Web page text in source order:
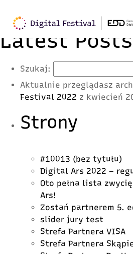
Latest Posts
Szukaj:
Aktualnie przeglądasz
Festival 2022 z kwiecień
Strony
#10013 (bez tytułu)
Digital Ars 2022 –
Oto pełna lista
Ars!
Zostań partnerem 5.
slider jury test
Strefa Partnera VISA
Strefa Partnera